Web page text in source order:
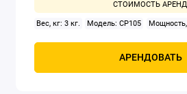
Компрессоры
Краскораспылители
Вес, кг: 3 кг. Модель: CP105
АРЕНДОВАТЬ